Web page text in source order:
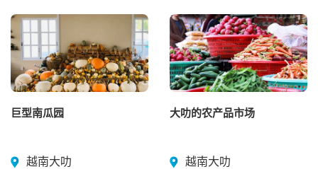
它不仅是重要的宗教中心，
也是文化枢纽，每一面墙
壁、每一个穹顶都诉说着历
史、艺术和信仰的故事。凭
和庄严肃穆的氛围，这座大
必游之地。
巨型南瓜园
越南大叻
大叻的农产品市场
越南大叻